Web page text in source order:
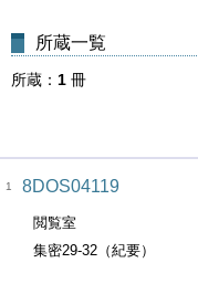
所蔵一覧
所蔵 1 冊
1 8DOS04119
閲覧室
集密29-32（紀要）